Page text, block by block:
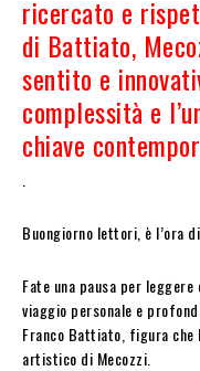
ricercato e
di Battiato,
sentito e
complessità e
chiave
Buongiorno lettori, è l’ora
Fate una pausa per
viaggio personale e
Franco Battiato, figura che
artistico di Mecozzi.